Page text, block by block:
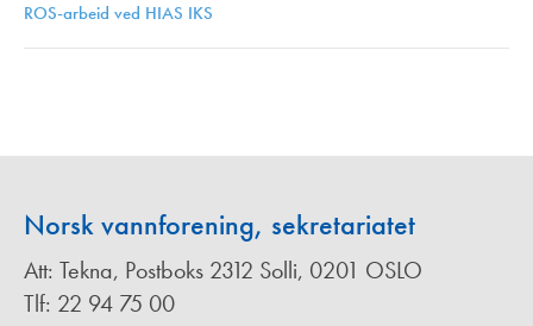
ROS-arbeid ved HIAS IKS
Norsk vannforening, sekretariatet
Att: Tekna, Postboks 2312 Solli, 0201 OSLO
Tlf: 22 94 75 00